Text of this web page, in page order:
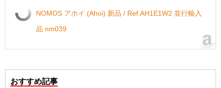
NOMOS アホイ (Ahoi) 新品 / Ref.AH1E1W2 並行輸入
品 nm039
おすすめ記事